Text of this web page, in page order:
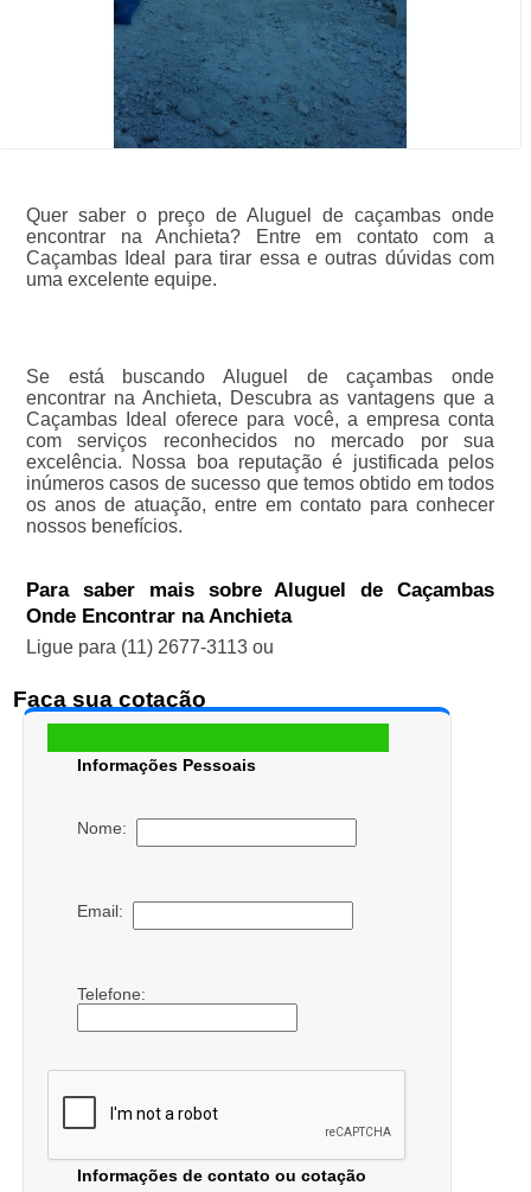
Quer saber o preço de Aluguel de caçambas onde
encontrar na Anchieta? Entre em contato com a
Caçambas Ideal para tirar essa e outras dúvidas com
uma excelente equipe.
Se está buscando Aluguel de caçambas onde
encontrar na Anchieta, Descubra as vantagens que a
Caçambas Ideal oferece para você, a empresa conta
com serviços reconhecidos no mercado por sua
excelência. Nossa boa reputação é justificada pelos
inúmeros casos de sucesso que temos obtido em todos
os anos de atuação, entre em contato para conhecer
nossos benefícios.
Para saber mais sobre Aluguel de Caçambas
Onde Encontrar na Anchieta
Ligue para (11) 2677-3113ou
Faça sua cotação
Informações Pessoais
Nome:
Email:
Telefone:
Informações de contato ou cotação